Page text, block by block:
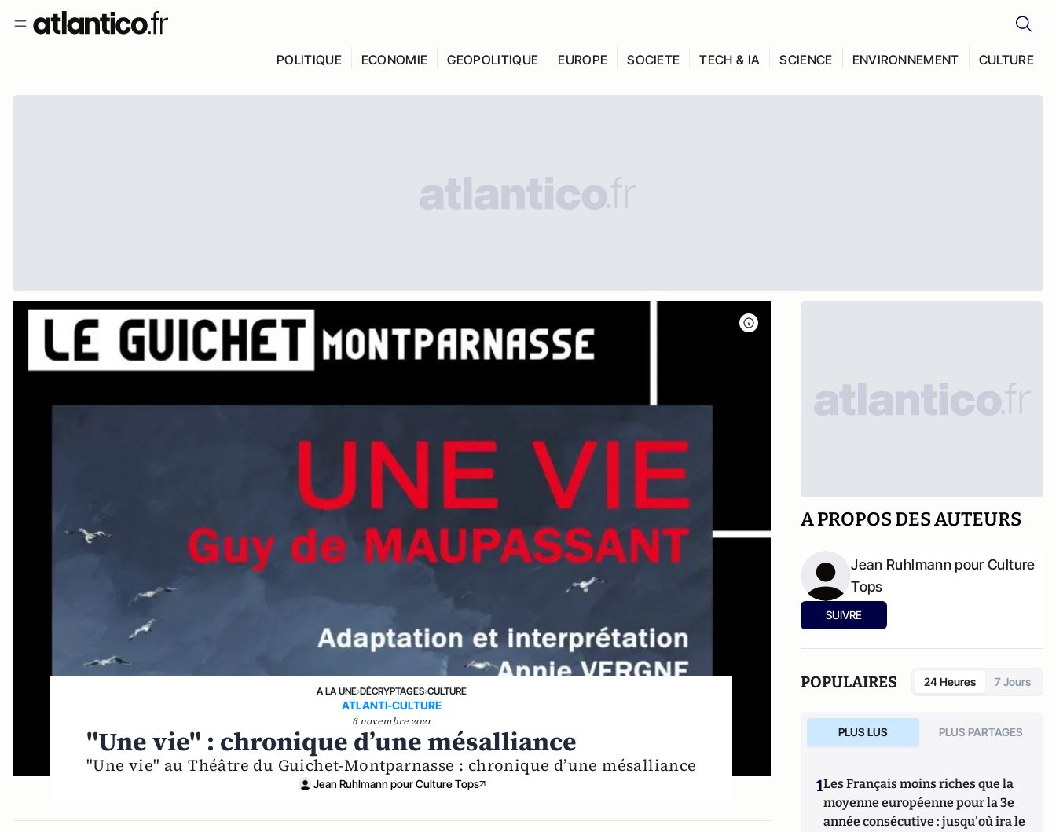
POLITIQUE ECONOMIE GEOPOLITIQUE EUROPE SOCIETE TECH & IA SCIENCE ENVIRONNEMENT CULTURE
A LA UNE›DÉCRYPTAGES›CULTURE
ATLANTI-CULTURE
6 novembre 2021
"Une vie" : chronique d’une mésalliance
"Une vie" au Théâtre du Guichet-Montparnasse : chronique d’une mésalliance
Jean Ruhlmann pour Culture Tops
A PROPOS DES AUTEURS
Jean Ruhlmann pour Culture
Tops
SUIVRE
POPULAIRES 24 Heures 7 Jours
PLUS LUS PLUS PARTAGES
1Les Français moins riches que la
moyenne européenne pour la 3e
année consécutive : jusqu'où ira le